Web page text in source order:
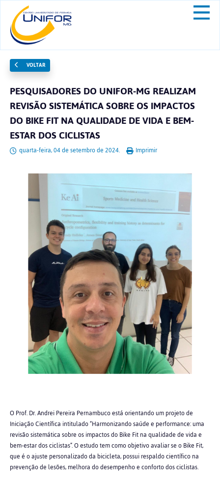
VOLTAR
PESQUISADORES DO UNIFOR-MG REALIZAM
REVISÃO SISTEMÁTICA SOBRE OS IMPACTOS
DO BIKE FIT NA QUALIDADE DE VIDA E BEM-
ESTAR DOS CICLISTAS
quarta-feira, 04 de setembro de 2024. Imprimir
O Prof. Dr. Andrei Pereira Pernambuco está orientando um projeto de
Iniciação Científica intitulado “Harmonizando saúde e performance: uma
revisão sistemática sobre os impactos do Bike Fit na qualidade de vida e
bem-estar dos ciclistas”. O estudo tem como objetivo avaliar se o Bike Fit,
que é o ajuste personalizado da bicicleta, possui respaldo científico na
prevenção de lesões, melhora do desempenho e conforto dos ciclistas.